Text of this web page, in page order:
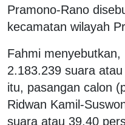
Pramono-Rano
kecamatan wilayah
Fahmi
2.183.239 suara
itu, pasangan calon
Ridwan Kamil-
suara atau 39,40